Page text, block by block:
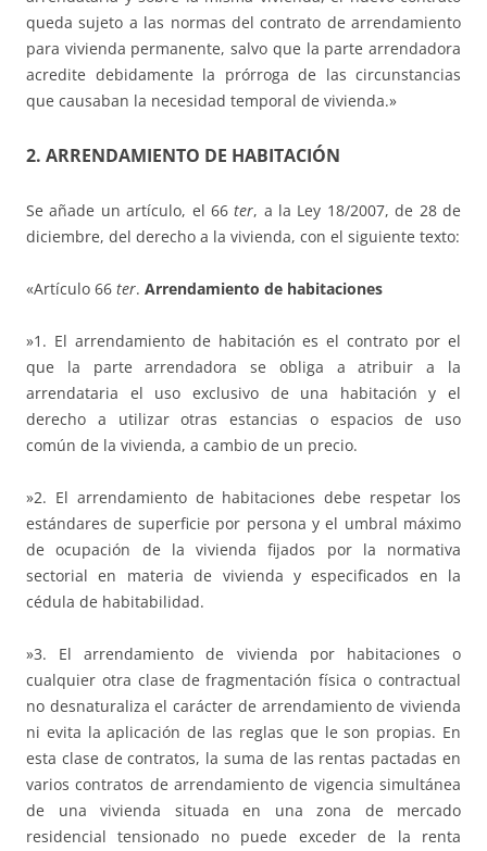
queda sujeto a las normas del contrato de arrendamiento
para vivienda permanente, salvo que la parte arrendadora
acredite debidamente la prórroga de las circunstancias
que causaban la necesidad temporal de vivienda.»
2. ARRENDAMIENTO DE HABITACIÓN
Se añade un artículo, el 66ter, a la Ley 18/2007, de 28 de
diciembre, del derecho a la vivienda, con el siguiente texto:
«Artículo 66 ter. Arrendamiento de habitaciones
»1. El arrendamiento de habitación es el contrato por el
que la parte arrendadora se obliga a atribuir a la
arrendataria el uso exclusivo de una habitación y el
derecho a utilizar otras estancias o espacios de uso
común de la vivienda, a cambio de un precio.
»2. El arrendamiento de habitaciones debe respetar los
estándares de superficie por persona y el umbral máximo
de ocupación de la vivienda fijados por la normativa
sectorial en materia de vivienda y especificados en la
cédula de habitabilidad.
»3. El arrendamiento de vivienda por habitaciones o
cualquier otra clase de fragmentación física o contractual
no desnaturaliza el carácter de arrendamiento de vivienda
ni evita la aplicación de las reglas que le son propias. En
esta clase de contratos, la suma de las rentas pactadas en
varios contratos de arrendamiento de vigencia simultánea
de una vivienda situada en una zona de mercado
residencial tensionado no puede exceder de la renta